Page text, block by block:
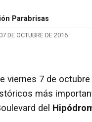
Parabrisas
DE OCTUBRE DE 2016
viernes 7 de
más
del